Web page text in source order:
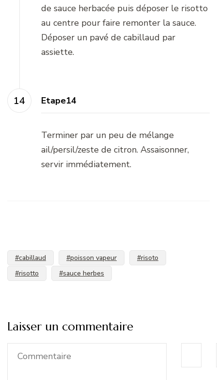
de sauce herbacée puis déposer le risotto
au centre pour faire remonter la sauce.
Déposer un pavé de cabillaud par
assiette.
Etape14
Terminer par un peu de mélange
ail/persil/zeste de citron. Assaisonner,
servir immédiatement.
#cabillaud #poisson vapeur
#risoto
#risotto
#sauce herbes
Laisser un commentaire